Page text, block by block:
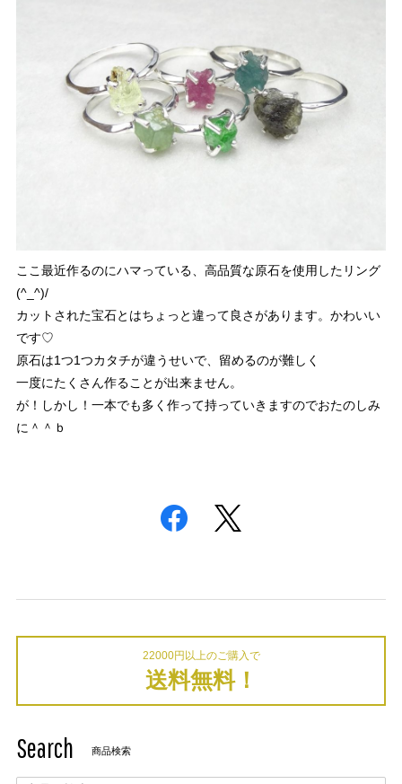
ここ最近作るのにハマっている、高品質な原石を使用したリング
(^_^)/
カットされた宝石とはちょっと違って良さがあります。かわいい
です♡
原石は1つ1つカタチが違うせいで、留めるのが難しく
一度にたくさん作ることが出来ません。
が！しかし！一本でも多く作って持っていきますのでおたのしみ
に＾＾ｂ
22000円以上のご購入で
送料無料！
Search 商品検索